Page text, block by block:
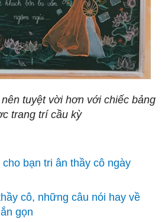
tuyệt vời hơn với chiếc bảng
trang trí cầu kỳ
bạn tri ân thầy cô ngày
cô, những câu nói hay về
gọn